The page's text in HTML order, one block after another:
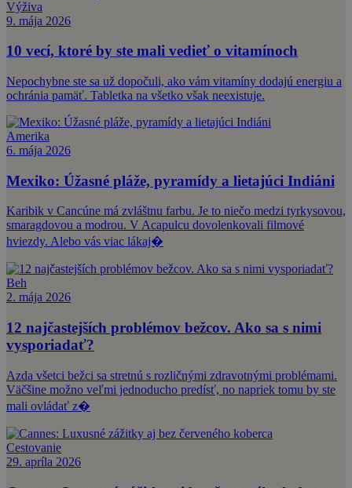
Výživa
9. mája 2026
10 vecí, ktoré by ste mali vedieť o vitamínoch
Nepochybne ste sa už dopočuli, ako vám vitamíny dodajú energiu a
ochránia pamäť. Tabletka na všetko však neexistuje.
Amerika
6. mája 2026
Mexiko: Úžasné pláže, pyramídy a lietajúci Indiáni
Karibik v Cancúne má zvláštnu farbu. Je to niečo medzi tyrkysovou,
smaragdovou a modrou. V Acapulcu dovolenkovali filmové
hviezdy. Alebo vás viac lákaj�
Beh
2. mája 2026
12 najčastejších problémov bežcov. Ako sa s nimi
vysporiadať?
Azda všetci bežci sa stretnú s rozličnými zdravotnými problémami.
Väčšine možno veľmi jednoducho predísť, no napriek tomu by ste
mali ovládať z�
Cestovanie
29. apríla 2026